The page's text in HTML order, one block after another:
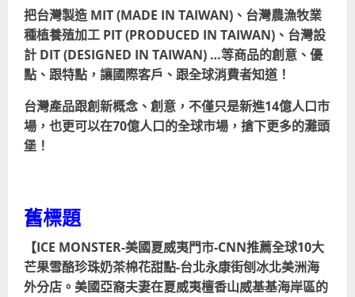
把台灣製造 MIT (MADE IN TAIWAN)、台灣農漁牧業
種植養殖加工 PIT (PRODUCED IN TAIWAN)、台灣設
計 DIT (DESIGNED IN TAIWAN) …等商品的創意、優
點、跟特點，讓國際客戶、跟全球消費者知道！
台灣產品跟創新概念、創意，不僅只是新進14億人口市
場，也更可以在70億人口的全球市場，搶下更多的灘頭
堡！
舊標題
【ICE MONSTER-美國夏威夷門市-CNN推薦全球10大
芒果雪酪珍珠奶茶棉花甜點-台北永康街刨冰北美洲海
外分店。美國亞裔夫妻在夏威夷檀香山威基基海岸區的